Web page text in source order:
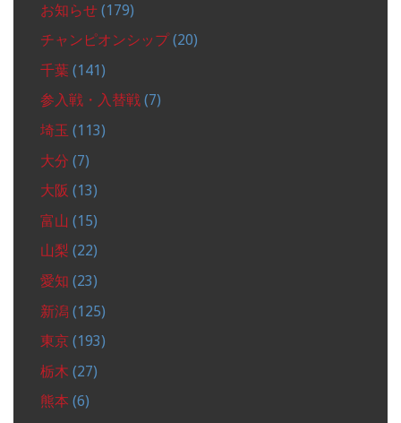
お知らせ (179)
チャンピオンシップ(20)
千葉 (141)
参入戦・入替戦 (7)
埼玉 (113)
大分 (7)
大阪 (13)
富山 (15)
山梨 (22)
愛知 (23)
新潟 (125)
東京 (193)
栃木 (27)
熊本 (6)